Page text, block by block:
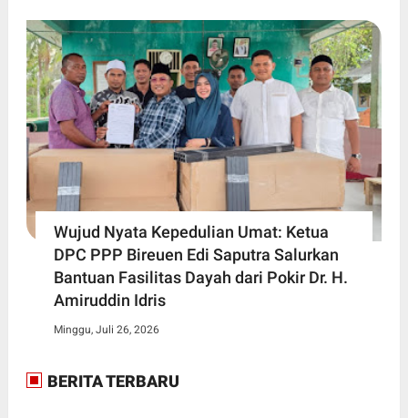
Wujud Nyata Kepedulian Umat: Ketua
DPC PPP Bireuen Edi Saputra Salurkan
Bantuan Fasilitas Dayah dari Pokir Dr. H.
Amiruddin Idris
Minggu, Juli 26, 2026
BERITA TERBARU